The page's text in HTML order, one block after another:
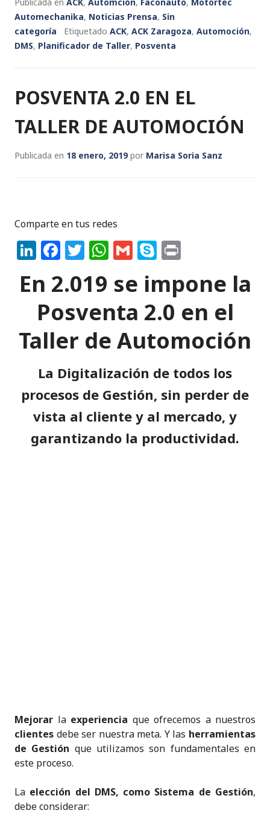
k
e
dI
c
e
b
o
k
it
te
r
a
ts
A
p
ai
l
y
p
e
n
t
Automechanika, Noticias Prensa, Sin
categoría
Etiquetado ACK, ACK Zaragoza, Automoción,
DMS, Planificador de Taller, Posventa
POSVENTA 2.0 EN EL
TALLER DE AUTOMOCIÓN
Publicada en 18 enero, 2019por Marisa Soria Sanz
Comparte en tus redes
Li
k
e
dI
n
F
c
e
b
o
o
k
T
w
it
te
r
W
a
ts
A
p
p
G
m
ai
l
S
y
p
e
n
t
En 2.019 se impone la
Posventa 2.0 en el
Taller de Automoción
La Digitalización de todos los
procesos de Gestión, sin perder de
vista al cliente y al mercado, y
garantizando la productividad.
Mejorar la experiencia que ofrecemos a nuestros
clientes debe ser nuestra meta. Y las herramientas
de Gestión que utilizamos son fundamentales en
este proceso.
La elección del DMS, como Sistema de Gestión,
debe considerar: